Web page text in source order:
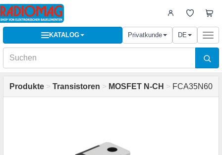
KATALOG Privatkunde DE
Produkte > Transistoren > MOSFET N-CH > FCA35N60